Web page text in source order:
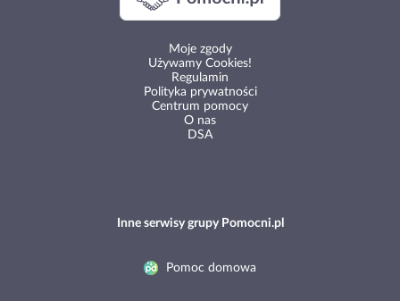
Moje zgody
Używamy Cookies!
Regulamin
Polityka prywatności
Centrum pomocy
O nas
DSA
Inne serwisy grupy Pomocni.pl
Pomoc domowa